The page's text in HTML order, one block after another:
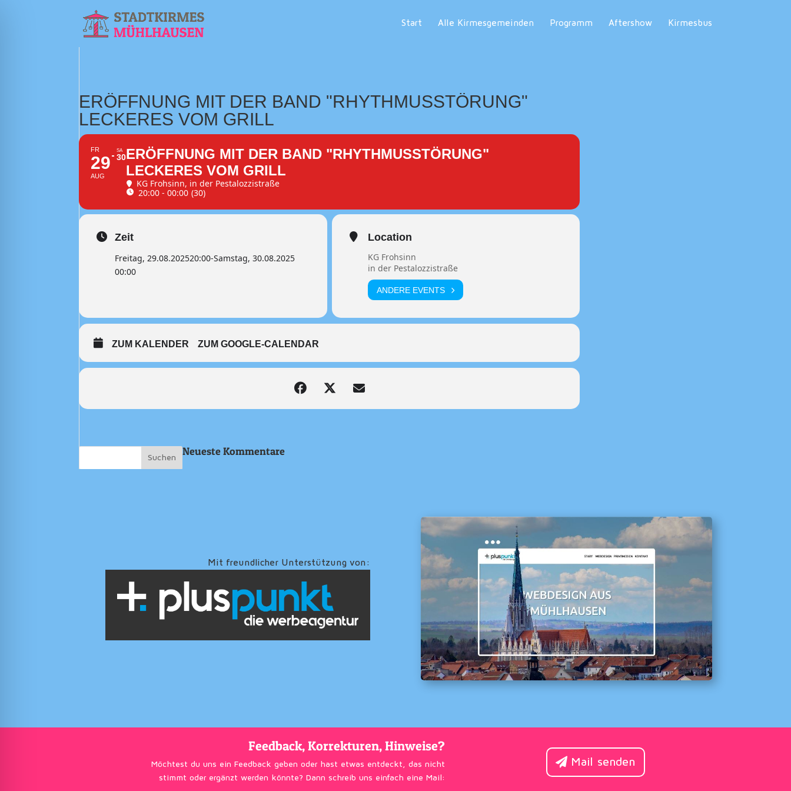
Start Alle Kirmesgemeinden Programm Aftershow Kirmesbus
ERÖFFNUNG MIT DER BAND "RHYTHMUSSTÖRUNG"
LECKERES VOM GRILL
FR
29
AUG
SA
30ERÖFFNUNG MIT DER BAND "RHYTHMUSSTÖRUNG"
LECKERES VOM GRILL
KG Frohsinn, in der Pestalozzistraße
20:00 - 00:00 (30)
Zeit
Freitag, 29.08.202520:00-Samstag, 30.08.2025
00:00
Location
KG Frohsinn
in der Pestalozzistraße
ANDERE EVENTS
ZUM KALENDER ZUM GOOGLE-CALENDAR
Neueste Kommentare
Mit freundlicher Unterstützung von:
Feedback, Korrekturen, Hinweise?
Möchtest du uns ein Feedback geben oder hast etwas entdeckt, das nicht
stimmt oder ergänzt werden könnte? Dann schreib uns einfach eine Mail:
Mail senden